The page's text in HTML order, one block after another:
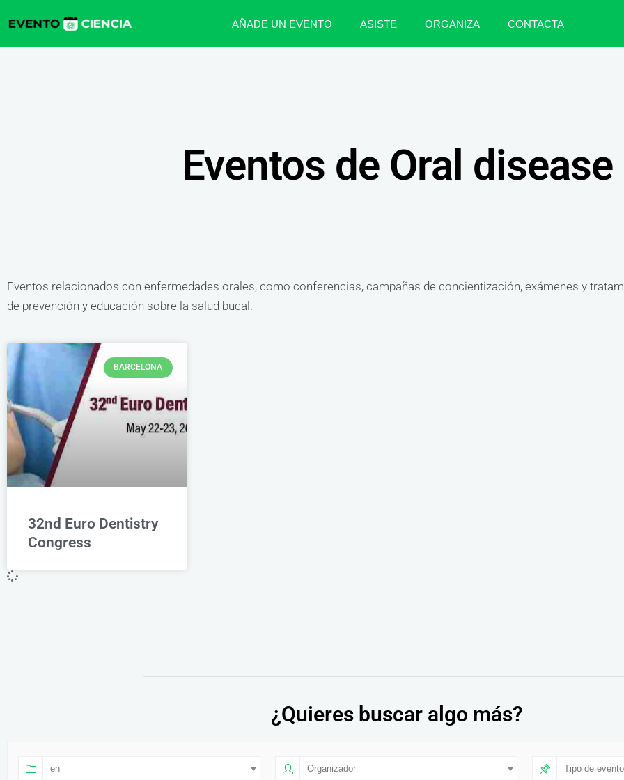
AÑADE UN EVENTO ASISTE ORGANIZA CONTACTA
Eventos de Oral disease
Eventos relacionados con enfermedades orales, como conferencias, campañas de concientización, exámenes y
de prevención y educación sobre la salud bucal.
BARCELONA
32nd Euro Dentistry
Congress
¿Quieres buscar algo más?
en Organizador Tipo de evento